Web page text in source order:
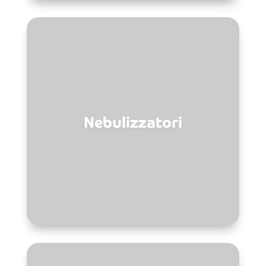
Nebulizzatori
garantiscono una distribuzione uniforme
e omogenea dei trattamenti. Scegli